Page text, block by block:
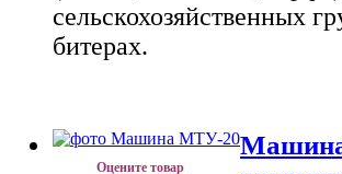
сельскохозяйственных
битерах.
Оцените товар
Машина